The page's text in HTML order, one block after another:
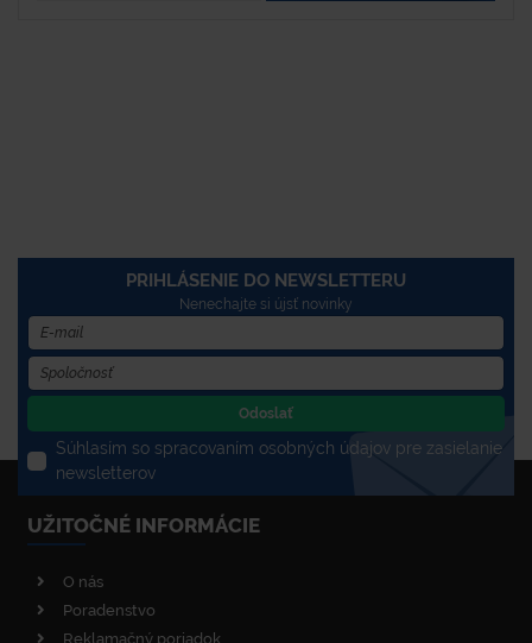
PRIHLÁSENIE DO NEWSLETTERU
Nenechajte si újsť novinky
Odoslať
Súhlasím so spracovaním osobných údajov pre zasielanie
newsletterov
UŽITOČNÉ INFORMÁCIE
O nás
Poradenstvo
Reklamačný poriadok